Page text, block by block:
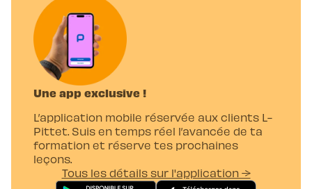
Une app exclusive !
L’application mobile réservée aux clients L-
Pittet. Suis en temps réel l’avancée de ta
formation et réserve tes prochaines
leçons.
Tous les détails sur l'application →